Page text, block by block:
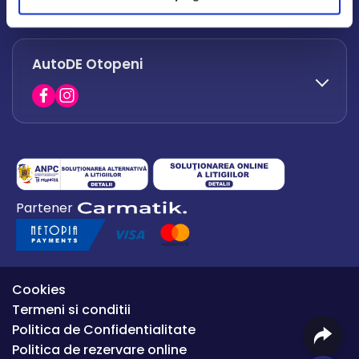
office.afumati@autode.ro
0730 063 852
0730 063 851
AutoDE Otopeni
0754 649 360
office.premium@autode.ro
Partener
Cookies
Termeni si conditii
Politica de Confidentialitate
Politica de rezervare online